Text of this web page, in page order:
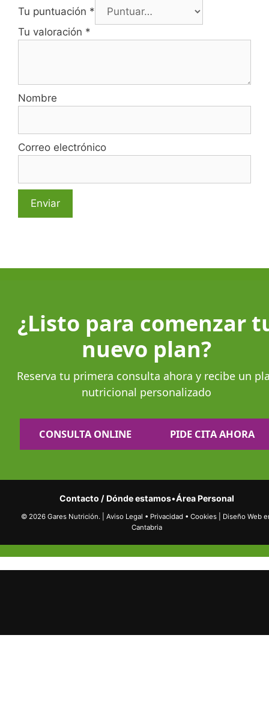
Tu puntuación *
Tu valoración *
Nombre
Correo electrónico
¿Listo para comenzar
nuevo plan?
Reserva tu primera consulta ahora y recibe un
nutricional personalizado
CONSULTA ONLINE PIDE CITA AHORA
Contacto / Dónde estamos•Área Personal
© 2026 Gares Nutrición. Aviso Legal • Privacidad • Cookies
Diseño Web
Cantabria